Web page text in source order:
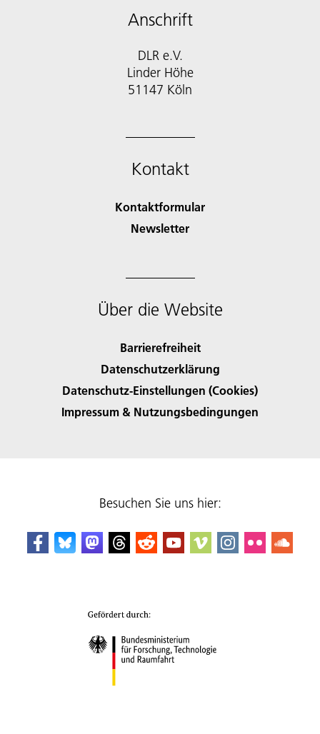
Anschrift
DLR e.V.
Linder Höhe
51147 Köln
Kontakt
Kontaktformular
Newsletter
Über die Website
Barrierefreiheit
Datenschutzerklärung
Datenschutz-Einstellungen (Cookies)
Impressum & Nutzungsbedingungen
Besuchen Sie uns hier: